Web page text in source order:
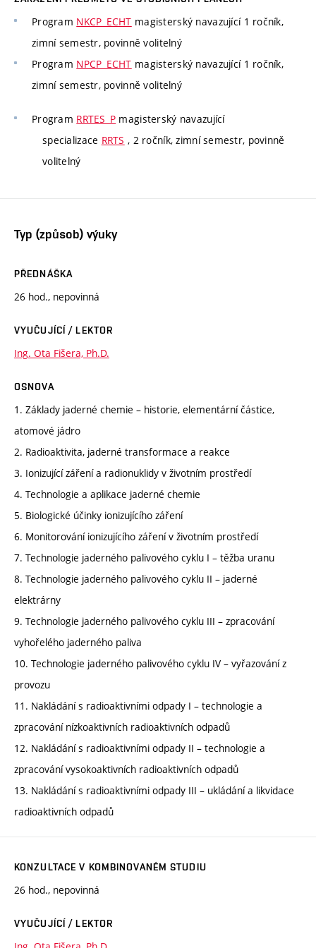
Program NKCP_ECHT magisterský navazující 1 ročník,
zimní semestr, povinně volitelný
Program NPCP_ECHT magisterský navazující 1 ročník,
zimní semestr, povinně volitelný
Program RRTES_P magisterský navazující
specializace RRTS , 2 ročník, zimní semestr, povinně
volitelný
Typ (způsob) výuky
PŘEDNÁŠKA
26 hod., nepovinná
VYUČUJÍCÍ / LEKTOR
Ing. Ota Fišera, Ph.D.
OSNOVA
1. Základy jaderné chemie – historie, elementární částice,
atomové jádro
2. Radioaktivita, jaderné transformace a reakce
3. Ionizující záření a radionuklidy v životním prostředí
4. Technologie a aplikace jaderné chemie
5. Biologické účinky ionizujícího záření
6. Monitorování ionizujícího záření v životním prostředí
7. Technologie jaderného palivového cyklu I – těžba uranu
8. Technologie jaderného palivového cyklu II – jaderné
elektrárny
9. Technologie jaderného palivového cyklu III – zpracování
vyhořelého jaderného paliva
10. Technologie jaderného palivového cyklu IV – vyřazování z
provozu
11. Nakládání s radioaktivními odpady I – technologie a
zpracování nízkoaktivních radioaktivních odpadů
12. Nakládání s radioaktivními odpady II – technologie a
zpracování vysokoaktivních radioaktivních odpadů
13. Nakládání s radioaktivními odpady III – ukládání a likvidace
radioaktivních odpadů
KONZULTACE V KOMBINOVANÉM STUDIU
26 hod., nepovinná
VYUČUJÍCÍ / LEKTOR